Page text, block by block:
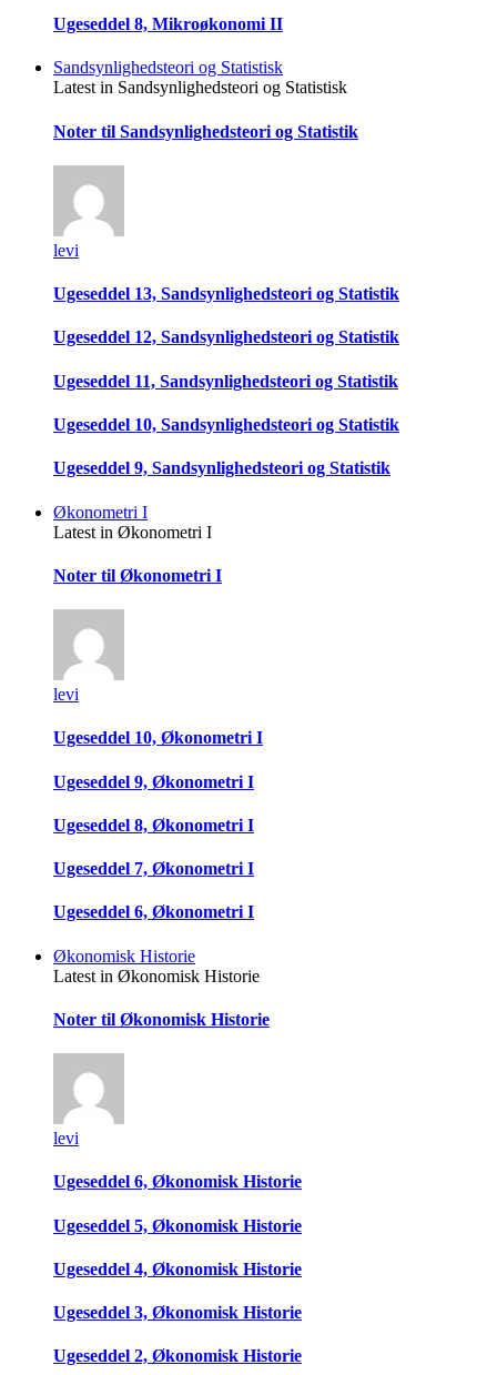
Ugeseddel 8, Mikroøkonomi II
Sandsynlighedsteori og Statistisk
Latest in Sandsynlighedsteori og Statistisk
Noter til Sandsynlighedsteori og Statistik
levi
Ugeseddel 13, Sandsynlighedsteori og Statistik
Ugeseddel 12, Sandsynlighedsteori og Statistik
Ugeseddel 11, Sandsynlighedsteori og Statistik
Ugeseddel 10, Sandsynlighedsteori og Statistik
Ugeseddel 9, Sandsynlighedsteori og Statistik
Økonometri I
Latest in Økonometri I
Noter til Økonometri I
levi
Ugeseddel 10, Økonometri I
Ugeseddel 9, Økonometri I
Ugeseddel 8, Økonometri I
Ugeseddel 7, Økonometri I
Ugeseddel 6, Økonometri I
Økonomisk Historie
Latest in Økonomisk Historie
Noter til Økonomisk Historie
levi
Ugeseddel 6, Økonomisk Historie
Ugeseddel 5, Økonomisk Historie
Ugeseddel 4, Økonomisk Historie
Ugeseddel 3, Økonomisk Historie
Ugeseddel 2, Økonomisk Historie